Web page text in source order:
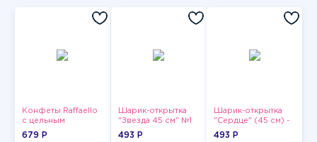
Конфеты Raffaello
с цельным
миндальным
679 P
Шарик-открытка
"Звезда 45 см" №1
493 P
Шарик-открытка
"Сердце" (45 см) -
2
493 P